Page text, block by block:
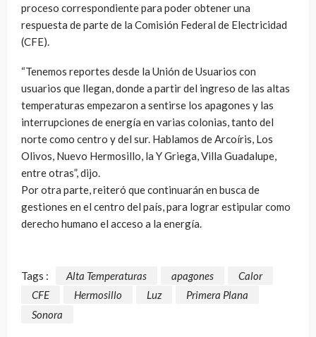
proceso correspondiente para poder obtener una
respuesta de parte de la Comisión Federal de Electricidad
(CFE).
“Tenemos reportes desde la Unión de Usuarios con
usuarios que llegan, donde a partir del ingreso de las altas
temperaturas empezaron a sentirse los apagones y las
interrupciones de energía en varias colonias, tanto del
norte como centro y del sur. Hablamos de Arcoíris, Los
Olivos, Nuevo Hermosillo, la Y Griega, Villa Guadalupe,
entre otras”, dijo.
Por otra parte, reiteró que continuarán en busca de
gestiones en el centro del país, para lograr estipular como
derecho humano el acceso a la energía.
Tags : Alta Temperaturas apagones
Calor
CFE
Hermosillo Luz
Primera Plana
Sonora